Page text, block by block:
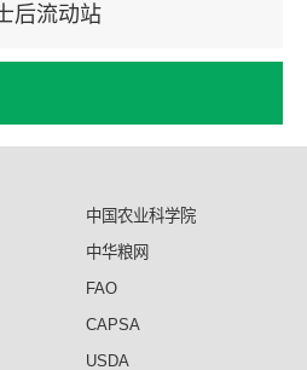
后流动站
中国农业科学院
中华粮网
FAO
CAPSA
USDA